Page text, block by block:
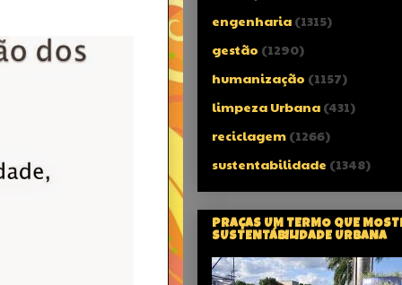
engenharia (1315)
gestão (1290)
humanização (1157)
limpeza Urbana (431)
reciclagem (1266)
sustentabilidade (1348)
PRAÇAS UM TERMO QUE
SUSTENTÁBILIDADE URBANA